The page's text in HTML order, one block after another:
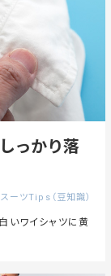
っかり落
スーツTips（豆知識）
いワイシャツに黄